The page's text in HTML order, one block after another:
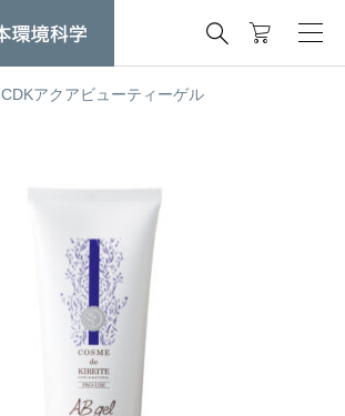

CDKアクアビューティーゲル